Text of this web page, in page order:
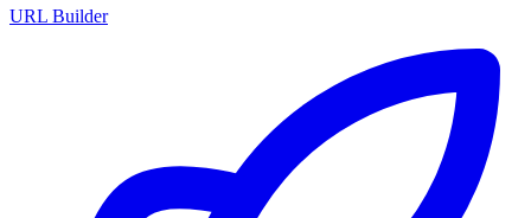
URL Builder